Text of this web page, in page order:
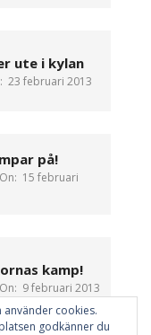
ute i kylan
23 februari 2013
på!
On: 15 februari
kamp!
On: 9 februari 2013
VIEW ALL
cookies.
godkänner du